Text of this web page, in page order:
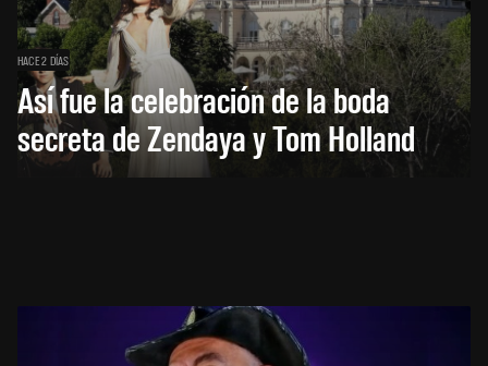
HACE 2 DÍAS
Así fue la celebración de la boda
secreta de Zendaya y Tom Holland